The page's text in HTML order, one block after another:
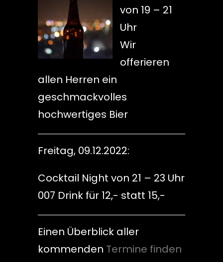
von 19 – 21
Uhr
Wir
offerieren
allen Herren ein
geschmackvolles
hochwertiges Bier
Freitag, 09.12.2022:
Cocktail Night von 21 – 23 Uhr
007 Drink für 12,- statt 15,-
Einen Überblick aller
kommenden Termine finden